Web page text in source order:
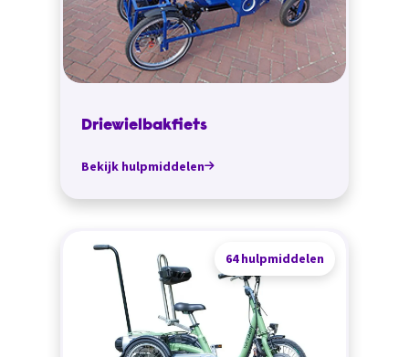
Driewielbakfiets
Bekijk hulpmiddelen
64 hulpmiddelen